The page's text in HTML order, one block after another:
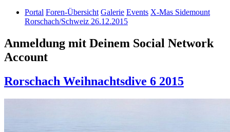
Portal Foren-Übersicht Galerie Events X-Mas Sidemount
Rorschach/Schweiz 26.12.2015
Anmeldung mit Deinem Social Network
Account
Rorschach Weihnachtsdive 6 2015